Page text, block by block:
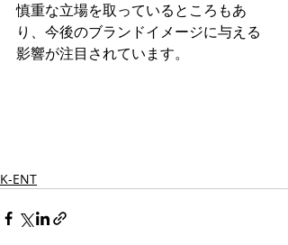
慎重な立場を取っているところもあ
り、今後のブランドイメージに与える
影響が注目されています。
K-ENT